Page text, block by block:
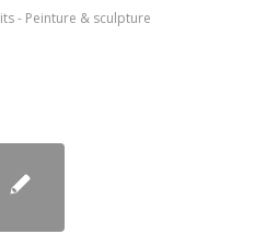
- Peinture & sculpture